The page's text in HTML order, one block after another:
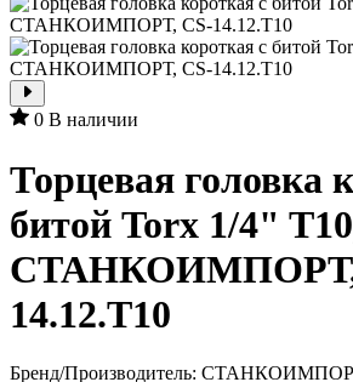
0 В наличии
Торцевая головка
битой Torx 1/4"
СТАНКОИМПОРТ,
14.12.T10
Бренд/Производитель: